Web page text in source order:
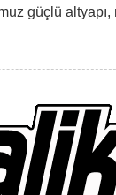
güçlü